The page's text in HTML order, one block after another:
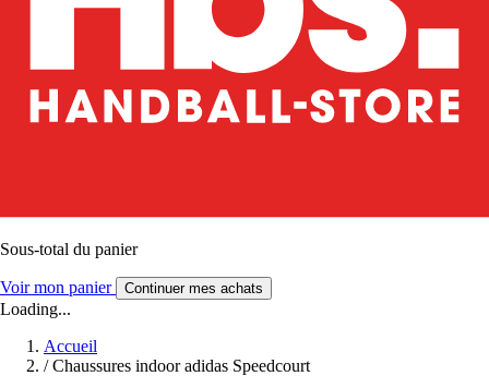
Sous-total du panier
Voir mon panier Continuer mes achats
Loading...
Accueil
/ Chaussures indoor adidas Speedcourt